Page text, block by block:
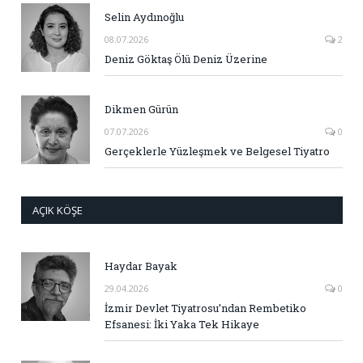
Selin Aydınoğlu
08.07.2026 2
Deniz Göktaş Ölü Deniz Üzerine
Dikmen Gürün
07.07.2026 0
Gerçeklerle Yüzleşmek ve Belgesel Tiyatro
AÇIK KÖŞE
Haydar Bayak
29.04.2026 0
İzmir Devlet Tiyatrosu’ndan Rembetiko
Efsanesi: İki Yaka Tek Hikaye